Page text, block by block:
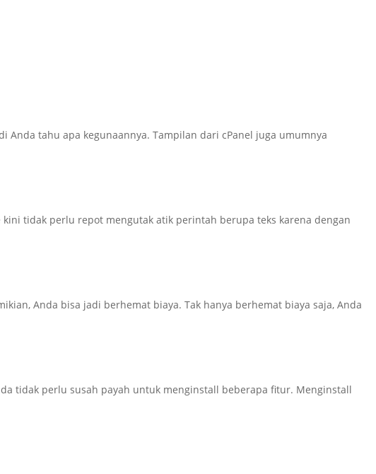
tahu apa kegunaannya. Tampilan dari cPanel juga umumnya
tidak perlu repot mengutak atik perintah berupa teks karena dengan
Anda bisa jadi berhemat biaya. Tak hanya berhemat biaya saja, Anda
tidak perlu susah payah untuk menginstall beberapa fitur. Menginstall